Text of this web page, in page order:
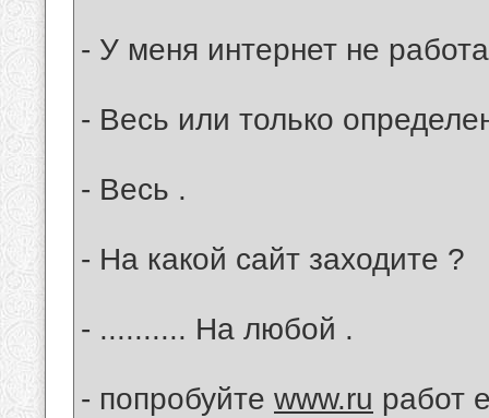
- У меня интернет не
- Весь или только
- Весь .
- На какой сайт заходите ?
- .......... На любой .
- попробуйте www.ru работ